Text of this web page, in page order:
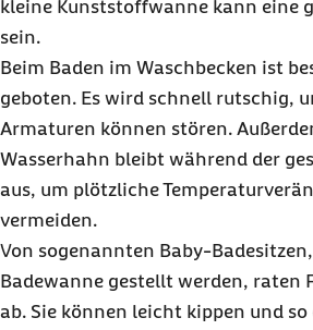
kleine Kunststoffwanne kann eine
sein.
Beim Baden im Waschbecken ist
geboten. Es wird schnell rutschig,
Armaturen können stören.
Wasserhahn bleibt während der
aus, um plötzliche
vermeiden.
Von sogenannten Baby-
Badewanne gestellt werden, raten
ab. Sie können leicht kippen und so